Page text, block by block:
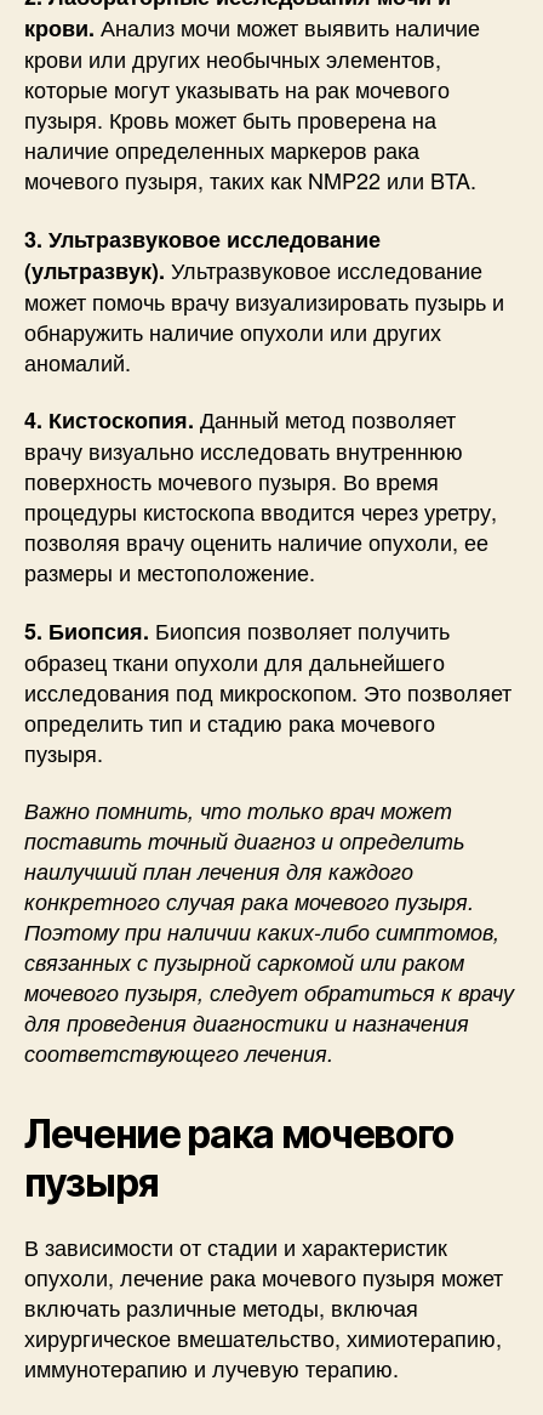
крови. Анализ мочи может выявить наличие
крови или других необычных элементов,
которые могут указывать на рак мочевого
пузыря. Кровь может быть проверена на
наличие определенных маркеров рака
мочевого пузыря, таких как NMP22 или BTA.
3. Ультразвуковое исследование
(ультразвук). Ультразвуковое исследование
может помочь врачу визуализировать пузырь и
обнаружить наличие опухоли или других
аномалий.
4. Кистоскопия. Данный метод позволяет
врачу визуально исследовать внутреннюю
поверхность мочевого пузыря. Во время
процедуры кистоскопа вводится через уретру,
позволяя врачу оценить наличие опухоли, ее
размеры и местоположение.
5. Биопсия. Биопсия позволяет получить
образец ткани опухоли для дальнейшего
исследования под микроскопом. Это позволяет
определить тип и стадию рака мочевого
пузыря.
Важно помнить, что только врач может
поставить точный диагноз и определить
наилучший план лечения для каждого
конкретного случая рака мочевого пузыря.
Поэтому при наличии каких-либо симптомов,
связанных с пузырной саркомой или раком
мочевого пузыря, следует обратиться к врачу
для проведения диагностики и назначения
соответствующего лечения.
Лечение рака мочевого
пузыря
В зависимости от стадии и характеристик
опухоли, лечение рака мочевого пузыря может
включать различные методы, включая
хирургическое вмешательство, химиотерапию,
иммунотерапию и лучевую терапию.